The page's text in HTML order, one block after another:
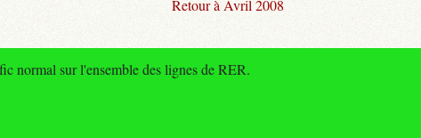
Retour à Avril 2008
normal sur l'ensemble des lignes de RER.